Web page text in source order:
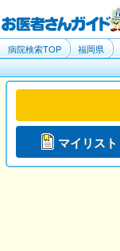
病院検索TOP 福岡県
マイリスト